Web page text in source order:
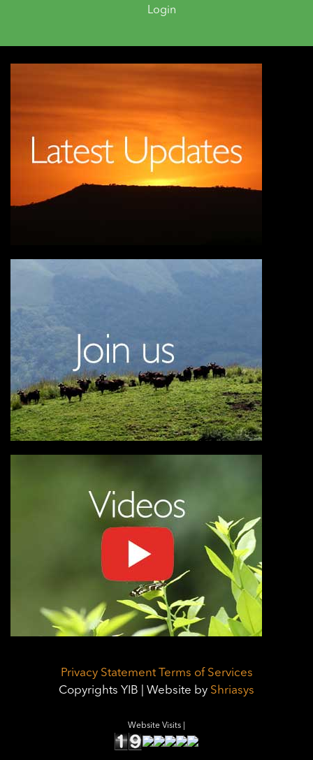
Login
Privacy Statement
Terms of Services
Copyrights YIB | Website by Shriasys
Website Visits |